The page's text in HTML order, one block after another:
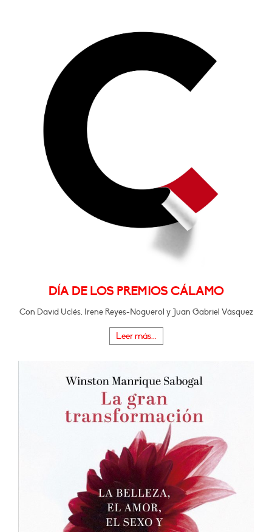
DÍA DE LOS PREMIOS CÁLAMO
Con David Uclés, Irene Reyes-Noguerol y Juan Gabriel Vásquez
Leer más...